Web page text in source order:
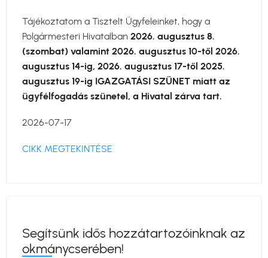
Tájékoztatom a Tisztelt Ügyfeleinket, hogy a
Polgármesteri Hivatalban 2026. augusztus 8.
(szombat) valamint 2026. augusztus 10-től 2026.
augusztus 14-ig, 2026. augusztus 17-től 2025.
augusztus 19-ig IGAZGATÁSI SZÜNET miatt az
ügyfélfogadás szünetel, a Hivatal zárva tart.
2026-07-17
CIKK MEGTEKINTÉSE
Segítsünk idős hozzátartozóinknak az
okmánycserében!